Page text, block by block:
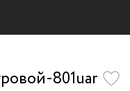
801uar